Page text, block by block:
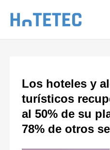
Los hoteles y
turísticos
al 50% de su
78% de otros